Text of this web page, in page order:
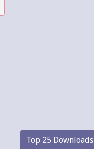
Top 25 Downloads